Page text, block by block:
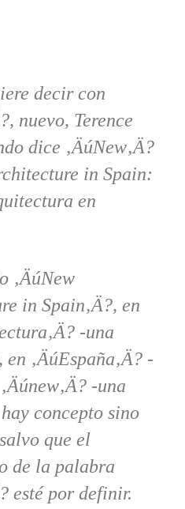
decir con
nuevo, Terence
dice ‚ÄúNew‚Ä?
in Spain:
en
‚ÄúNew
in Spain‚Ä?, en
-una
‚ÄúEspaña‚Ä? -
-una
concepto sino
que el
de la palabra
esté por definir.